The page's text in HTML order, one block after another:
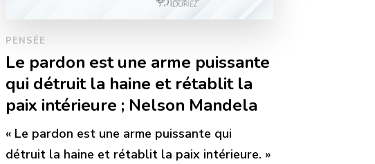
PENSÉE
Le pardon est une arme puissante
qui détruit la haine et rétablit la
paix intérieure ; Nelson Mandela
« Le pardon est une arme puissante qui
détruit la haine et rétablit la paix intérieure. »